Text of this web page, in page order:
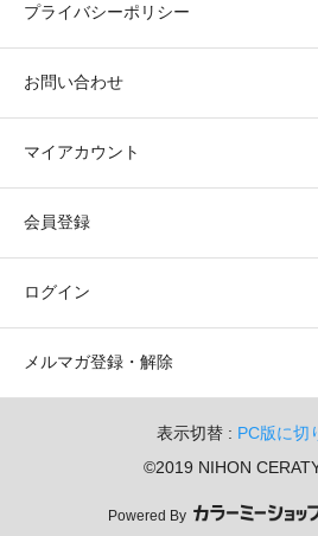
プライバシーポリシー
お問い合わせ
マイアカウント
会員登録
ログイン
メルマガ登録・解除
表示切替 : PC版に切
©2019 NIHON
Powered By